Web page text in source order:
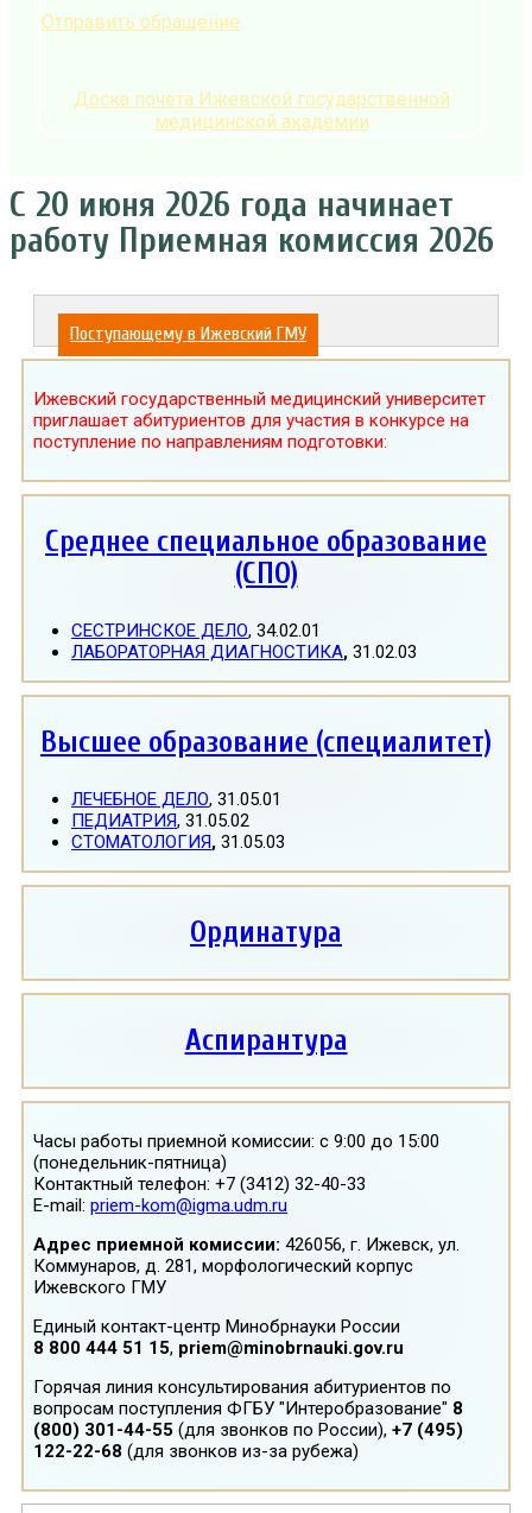
Отправить обращение
Доска почёта Ижевской государственной
медицинской академии
С 20 июня 2026 года начинает
работу Приемная комиссия 2026
Поступающему в Ижевский ГМУ
Ижевский государственный медицинский университет
приглашает абитуриентов для участия в конкурсе на
поступление по направлениям подготовки:
Среднее специальное образование
(СПО)
СЕСТРИНСКОЕ ДЕЛО, 34.02.01
ЛАБОРАТОРНАЯ ДИАГНОСТИКА, 31.02.03
Высшее образование (специалитет)
ЛЕЧЕБНОЕ ДЕЛО, 31.05.01
ПЕДИАТРИЯ, 31.05.02
СТОМАТОЛОГИЯ, 31.05.03
Ординатура
Аспирантура
Часы работы приемной комиссии: с 9:00 до 15:00
(понедельник-пятница)
Контактный телефон: +7 (3412) 32-40-33
E-mail: priem-kom@igma.udm.ru
Адрес приемной комиссии: 426056, г. Ижевск, ул.
Коммунаров, д. 281, морфологический корпус
Ижевского ГМУ
Единый контакт-центр Минобрнауки России
8 800 444 51 15, priem@minobrnauki.gov.ru
Горячая линия консультирования абитуриентов по
вопросам поступления ФГБУ "Интеробразование" 8
(800) 301-44-55 (для звонков по России), +7 (495)
122-22-68 (для звонков из-за рубежа)